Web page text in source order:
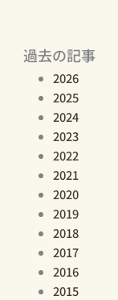
過去の記事
2026
2025
2024
2023
2022
2021
2020
2019
2018
2017
2016
2015